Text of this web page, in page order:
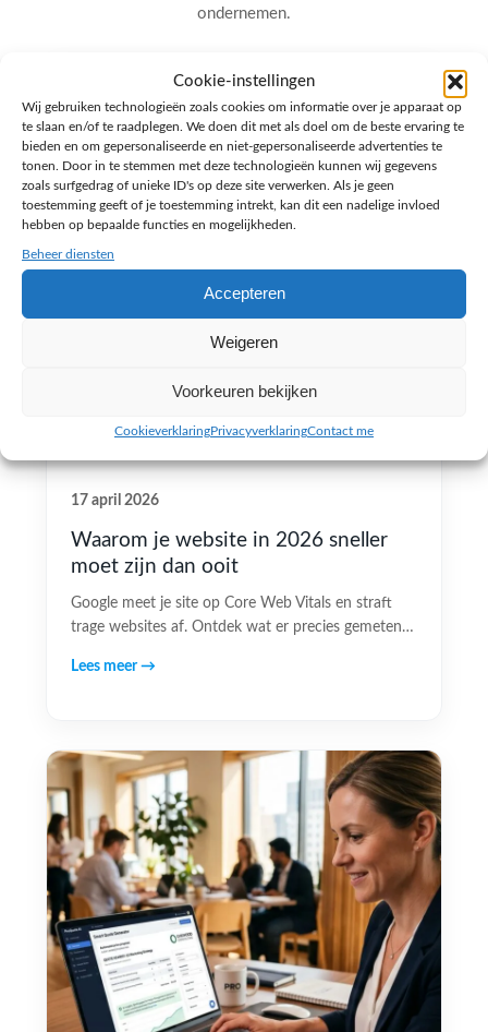
Cookie-instellingen
Wij gebruiken technologieën zoals cookies om informatie over je apparaat op
te slaan en/of te raadplegen. We doen dit met als doel om de beste ervaring te
bieden en om gepersonaliseerde en niet-gepersonaliseerde advertenties te
tonen. Door in te stemmen met deze technologieën kunnen wij gegevens
zoals surfgedrag of unieke ID's op deze site verwerken. Als je geen
toestemming geeft of je toestemming intrekt, kan dit een nadelige invloed
hebben op bepaalde functies en mogelijkheden.
Beheer diensten
Accepteren
Weigeren
Voorkeuren bekijken
CookieverklaringPrivacyverklaringContact me
ondernemen.
17 april 2026
Waarom je website in 2026 sneller
moet zijn dan ooit
Google meet je site op Core Web Vitals en straft
trage websites af. Ontdek wat er precies gemeten…
Lees meer →